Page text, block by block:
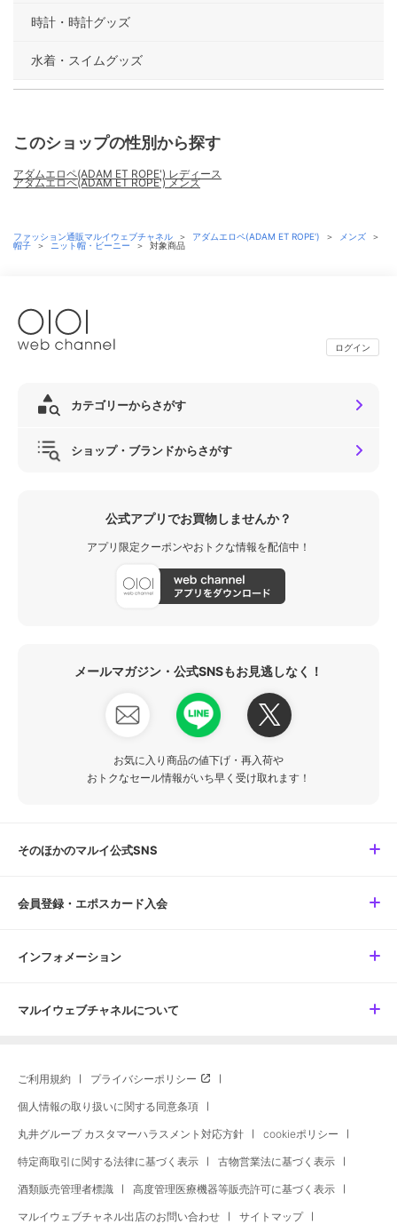
時計・時計グッズ
水着・スイムグッズ
このショップの性別から探す
アダムエロペ(ADAM ET ROPE') レディース
アダムエロペ(ADAM ET ROPE') メンズ
ファッション通販マルイウェブチャネル ＞ アダムエロペ(ADAM ET ROPE') ＞ メンズ
＞
帽子
＞ ニット帽・ビーニー ＞ 対象商品
ログイン
カテゴリーからさがす
ショップ・ブランドからさがす
公式アプリでお買物しませんか？
アプリ限定クーポンやおトクな情報を配信中！
メールマガジン・公式SNSもお見逃しなく！
お気に入り商品の値下げ・再入荷や
おトクなセール情報がいち早く受け取れます！
そのほかのマルイ公式SNS
会員登録・エポスカード入会
インフォメーション
マルイウェブチャネルについて
ご利用規約 プライバシーポリシー
個人情報の取り扱いに関する同意条項
丸井グループ カスタマーハラスメント対応方針 cookieポリシー
特定商取引に関する法律に基づく表示 古物営業法に基づく表示
酒類販売管理者標識 高度管理医療機器等販売許可に基づく表示
マルイウェブチャネル出店のお問い合わせ サイトマップ